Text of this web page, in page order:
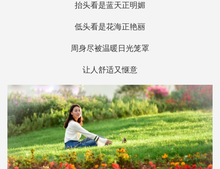
抬头看是蓝天正明媚
低头看是花海正艳丽
周身尽被温暖日光笼罩
让人舒适又惬意